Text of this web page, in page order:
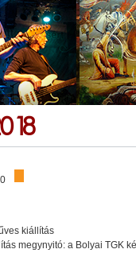
kiállítás
megynyitó: a Bolyai TGK